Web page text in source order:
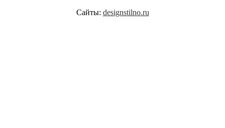
Сайты: designstilno.ru